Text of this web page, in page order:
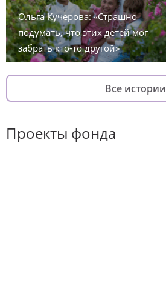
Ольга Кучерова: «Страшно
подумать, что этих детей мог
забрать кто-то другой»
Все истории
Проекты фонда